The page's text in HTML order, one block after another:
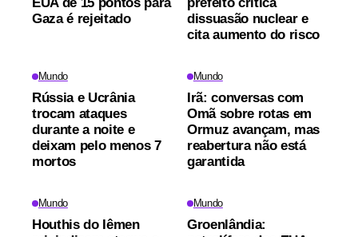
Gaza é rejeitado
dissuasão nuclear e
cita aumento do risco
Mundo
Rússia e Ucrânia
trocam ataques
durante a noite e
deixam pelo menos 7
mortos
Mundo
Irã: conversas com
Omã sobre rotas em
Ormuz avançam, mas
reabertura não está
garantida
Mundo
Houthis do Iêmen
Mundo
Groenlândia: